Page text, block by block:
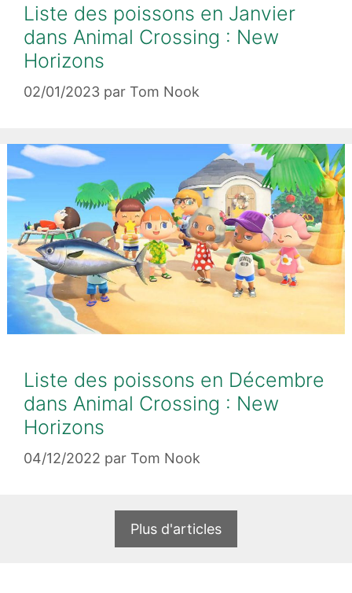
Liste des poissons en Janvier
dans Animal Crossing : New
Horizons
02/01/2023 par Tom Nook
Liste des poissons en Décembre
dans Animal Crossing : New
Horizons
04/12/2022 par Tom Nook
Plus d'articles